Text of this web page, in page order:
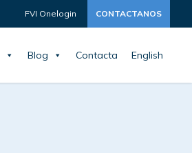
FVI Onelogin CONTACTANOS
Blog Contacta English